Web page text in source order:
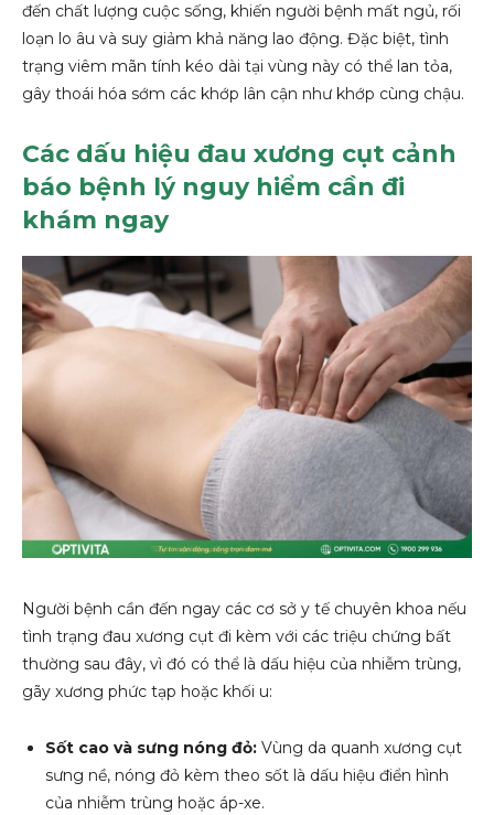
đến chất lượng cuộc sống, khiến người bệnh mất ngủ, rối
loạn lo âu và suy giảm khả năng lao động. Đặc biệt, tình
trạng viêm mãn tính kéo dài tại vùng này có thể lan tỏa,
gây thoái hóa sớm các khớp lân cận như khớp cùng chậu.
Các dấu hiệu đau xương cụt cảnh
báo bệnh lý nguy hiểm cần đi
khám ngay
Người bệnh cần đến ngay các cơ sở y tế chuyên khoa nếu
tình trạng đau xương cụt đi kèm với các triệu chứng bất
thường sau đây, vì đó có thể là dấu hiệu của nhiễm trùng,
gãy xương phức tạp hoặc khối u:
Sốt cao và sưng nóng đỏ: Vùng da quanh xương cụt
sưng nề, nóng đỏ kèm theo sốt là dấu hiệu điển hình
của nhiễm trùng hoặc áp-xe.